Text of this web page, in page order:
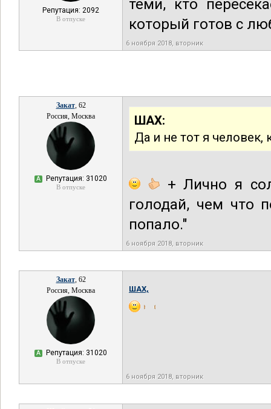
Репутация: 2092
В отпуске
теми, кто
который готов с
6 ноября 2018, вторник
Закат, 62
Россия, Москва
А Репутация: 31020
В отпуске
ШАХ:
Да и не тот я
+ Лично я
голодай, чем что
попало."
6 ноября 2018, вторник
Закат, 62
Россия, Москва
А Репутация: 31020
В отпуске
ШАХ,
6 ноября 2018, вторник